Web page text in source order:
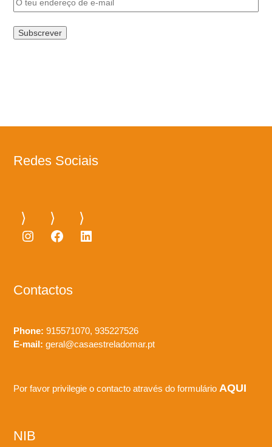
Redes Sociais
Instagram
Facebook
LinkedIn
Contactos
Phone: 915571070, 935227526
E-mail: geral@casaestreladomar.pt
Por favor privilegie o contacto através do formulário AQUI
NIB